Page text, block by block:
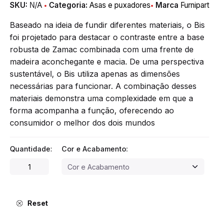
SKU: N/A Categoria: Asas e puxadores Marca Furnipart
Baseado na ideia de fundir diferentes materiais, o Bis
foi projetado para destacar o contraste entre a base
robusta de Zamac combinada com uma frente de
madeira aconchegante e macia. De uma perspectiva
sustentável, o Bis utiliza apenas as dimensões
necessárias para funcionar. A combinação desses
materiais demonstra uma complexidade em que a
forma acompanha a função, oferecendo ao
consumidor o melhor dos dois mundos
Quantidade:
Cor e Acabamento:
Reset